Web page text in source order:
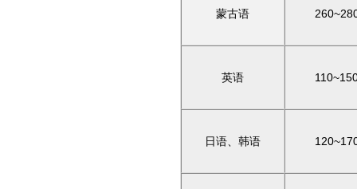
蒙古语
英语
日语、韩语